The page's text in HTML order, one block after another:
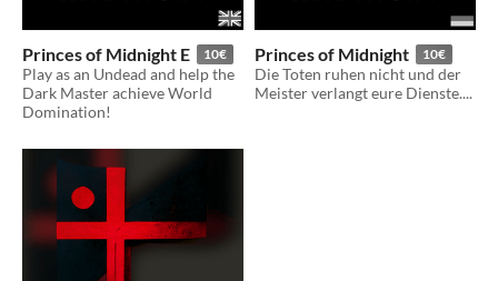
Princes of Midnight E 10€
Play as an Undead and help the
Dark Master achieve World
Domination!
Princes of Midnight 10€
Die Toten ruhen nicht und der
Meister verlangt eure Dienste....